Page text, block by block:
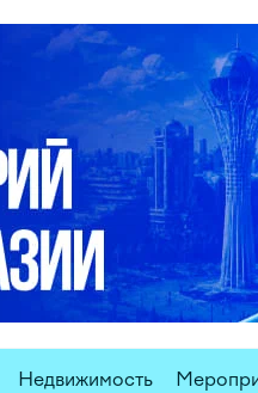
Недвижимость